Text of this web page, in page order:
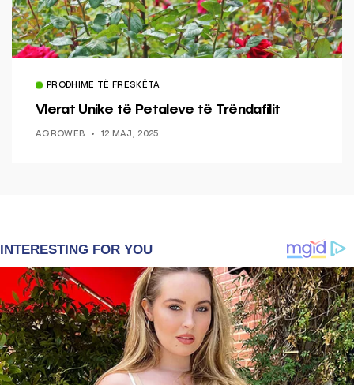
PRODHIME TË FRESKËTA
Vlerat Unike të Petaleve të Trëndafilit
AGROWEB 12 MAJ, 2025